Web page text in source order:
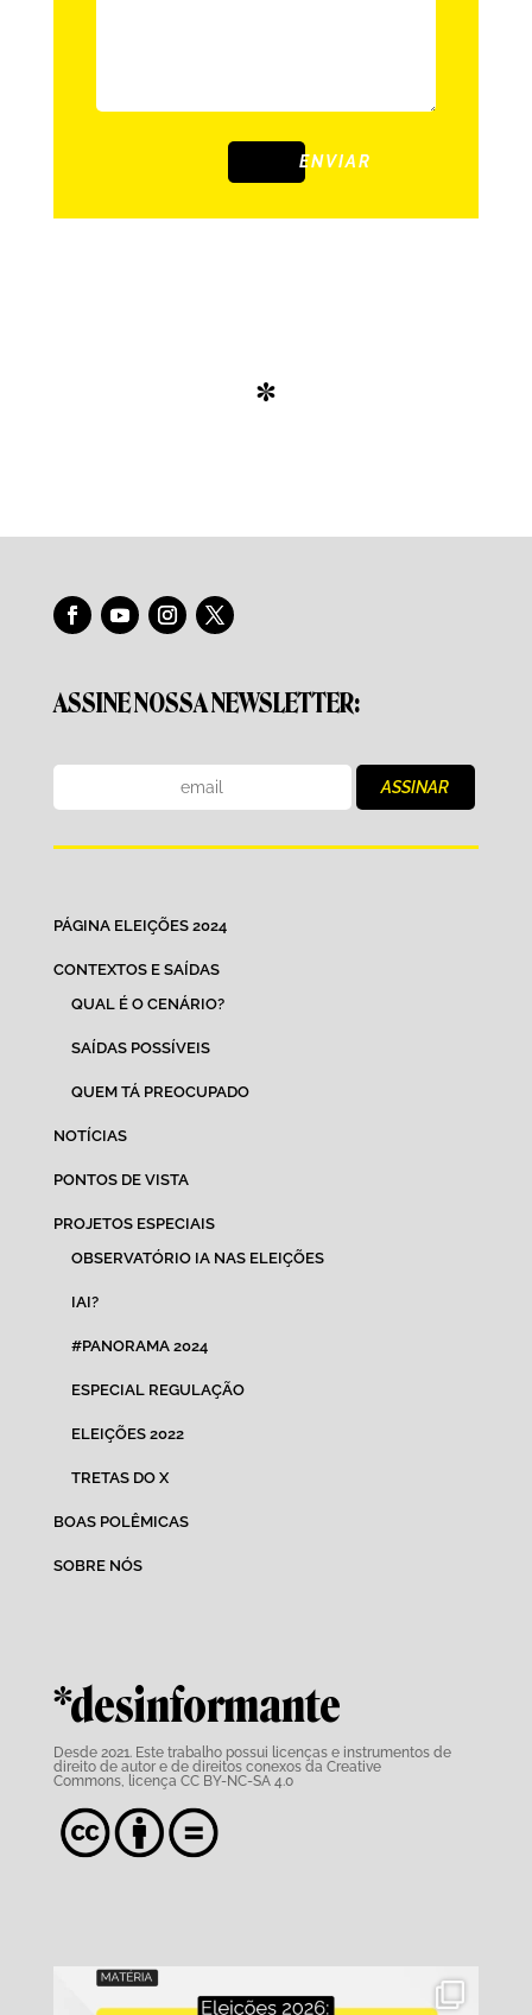
ENVIAR
*
ASSINE NOSSA NEWSLETTER:
PÁGINA ELEIÇÕES 2024
CONTEXTOS E SAÍDAS
QUAL É O CENÁRIO?
SAÍDAS POSSÍVEIS
QUEM TÁ PREOCUPADO
NOTÍCIAS
PONTOS DE VISTA
PROJETOS ESPECIAIS
OBSERVATÓRIO IA NAS ELEIÇÕES
IAI?
#PANORAMA 2024
ESPECIAL REGULAÇÃO
ELEIÇÕES 2022
TRETAS DO X
BOAS POLÊMICAS
SOBRE NÓS
*desinformante
Desde 2021. Este trabalho possui licenças e instrumentos de
direito de autor e de direitos conexos da Creative
Commons, licença CC BY-NC-SA 4.0